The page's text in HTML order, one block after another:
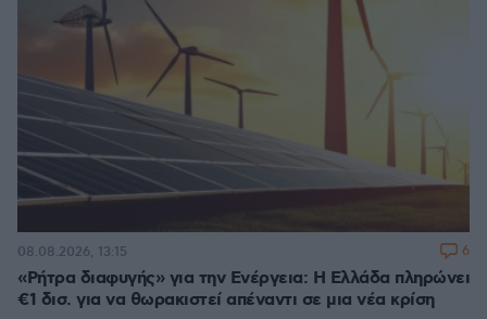
«Ρήτρα διαφυγής» για την Ενέργεια: Η Ελλάδα πληρώνει
€1 δισ. για να θωρακιστεί απέναντι σε μια νέα κρίση
08.08.2026, 13:15 6